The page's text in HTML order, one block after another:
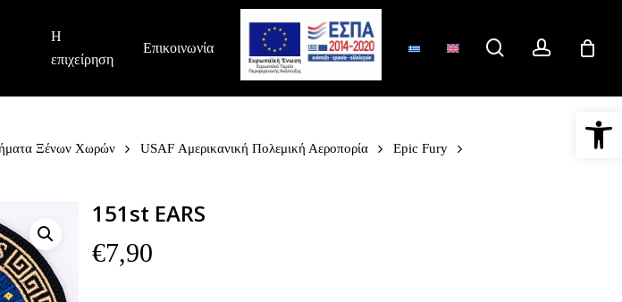
Η
επιχείρηση
Επικοινωνία searchaccount
Ξένων Χωρών USAF Αμερικανική Πολεμική Αεροπορία
Epic Fury
151st EARS
€7,90